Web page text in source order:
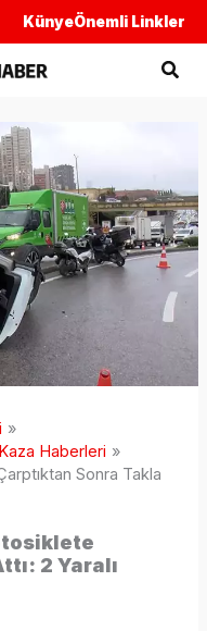
KünyeÖnemli Linkler
Haberleri
Sonra Takla
2 Yaralı